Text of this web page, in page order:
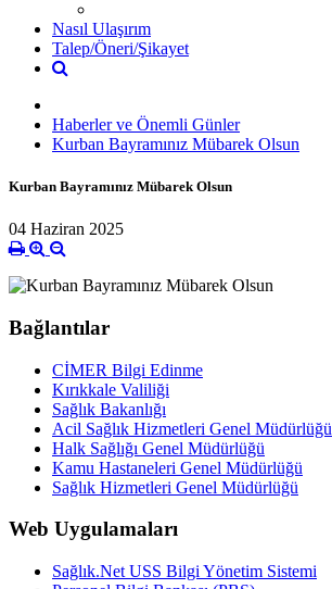
Nasıl Ulaşırım
Talep/Öneri/Şikayet
Haberler ve Önemli Günler
Kurban Bayramınız Mübarek Olsun
Kurban Bayramınız Mübarek Olsun
04 Haziran 2025
Bağlantılar
CİMER Bilgi Edinme
Kırıkkale Valiliği
Sağlık Bakanlığı
Acil Sağlık Hizmetleri Genel Müdürlüğü
Halk Sağlığı Genel Müdürlüğü
Kamu Hastaneleri Genel Müdürlüğü
Sağlık Hizmetleri Genel Müdürlüğü
Web Uygulamaları
Sağlık.Net USS Bilgi Yönetim Sistemi